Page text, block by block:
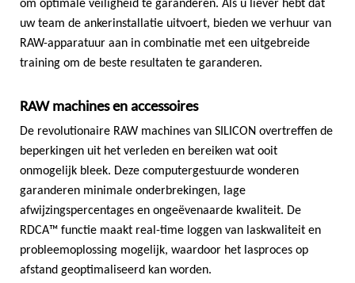
om optimale veiligheid te garanderen. Als u liever hebt dat
uw team de ankerinstallatie uitvoert, bieden we verhuur van
RAW-apparatuur aan in combinatie met een uitgebreide
training om de beste resultaten te garanderen.
RAW machines en accessoires
De revolutionaire RAW machines van SILICON overtreffen de
beperkingen uit het verleden en bereiken wat ooit
onmogelijk bleek. Deze computergestuurde wonderen
garanderen minimale onderbrekingen, lage
afwijzingspercentages en ongeëvenaarde kwaliteit. De
RDCA™ functie maakt real-time loggen van laskwaliteit en
probleemoplossing mogelijk, waardoor het lasproces op
afstand geoptimaliseerd kan worden.